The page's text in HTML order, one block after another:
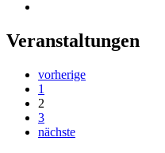
Veranstaltungen
vorherige
1
2
3
nächste